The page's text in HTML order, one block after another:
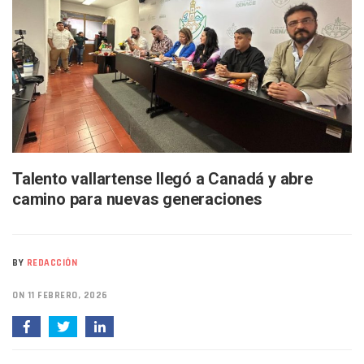
Bruno Blancas Lleva El Mensaje De La Cuarta
Liberan 180 Crías De Iguana Verde En El Estero El Salado
Puerto Vallarta Participa En Los PriceAgencies Awards
Ofrecerán Asesoría Jurídica Gratuita En Puerto Vallarta
Juan Solís E Iris Torres Buscan Integrar La Planilla Del PAN
Realizan Operativo Preventivo En Seis Colonias Del
Arquitecto Luis Munguía Reconoce La Labor Del Personal
Semana Lluviosa Para Puerto Vallarta Con Tormentas Y
Voces Del Orgullo Distingue A Referentes De La
Buques Mexicanos Parten A Venezuela Con 718
Nuevo Transporte Eléctrico En Puerto Vallarta: Rutas,
Talento vallartense llegó a Canadá y abre
camino para nuevas generaciones
BY REDACCIÓN
ON 11 FEBRERO, 2026